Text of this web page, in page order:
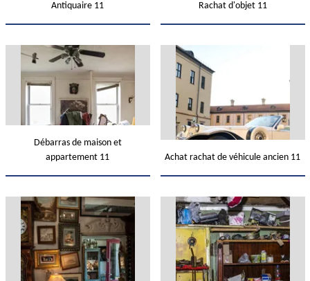
Antiquaire 11 Rachat d'objet 11
Débarras de maison et
appartement 11
Achat rachat de véhicule ancien 11